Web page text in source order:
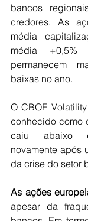
bancos
credores. As
média
média +0,5%
permanecem
baixas no ano.
O CBOE
conhecido como
caiu abaixo
novamente após
da crise do setor
As ações
apesar da